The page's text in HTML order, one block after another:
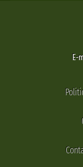
E-